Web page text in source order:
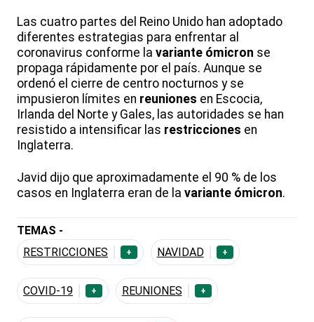
Las cuatro partes del Reino Unido han adoptado
diferentes estrategias para enfrentar al
coronavirus conforme la variante ómicron se
propaga rápidamente por el país. Aunque se
ordenó el cierre de centro nocturnos y se
impusieron límites en reuniones en Escocia,
Irlanda del Norte y Gales, las autoridades se han
resistido a intensificar las restricciones en
Inglaterra.
Javid dijo que aproximadamente el 90 % de los
casos en Inglaterra eran de la variante ómicron.
TEMAS -
RESTRICCIONES
+ NAVIDAD +
COVID-19 + REUNIONES +